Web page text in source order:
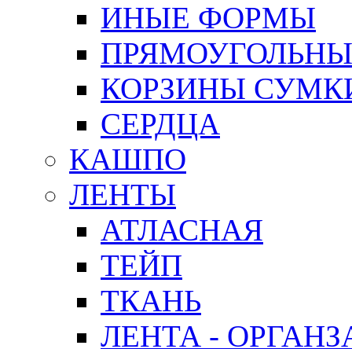
ИНЫЕ ФОРМЫ
КОРЗИНЫ
СЕРДЦА
КАШПО
ЛЕНТЫ
АТЛАСНАЯ
ТЕЙП
ТКАНЬ
ЛЕНТА -